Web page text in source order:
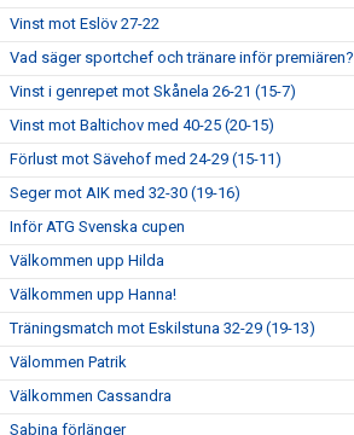
Vinst mot Eslöv 27-22
Vad säger sportchef och tränare inför premiären?
Vinst i genrepet mot Skånela 26-21 (15-7)
Vinst mot Baltichov med 40-25 (20-15)
Förlust mot Sävehof med 24-29 (15-11)
Seger mot AIK med 32-30 (19-16)
Inför ATG Svenska cupen
Välkommen upp Hilda
Välkommen upp Hanna!
Träningsmatch mot Eskilstuna 32-29 (19-13)
Välommen Patrik
Välkommen Cassandra
Sabina förlänger